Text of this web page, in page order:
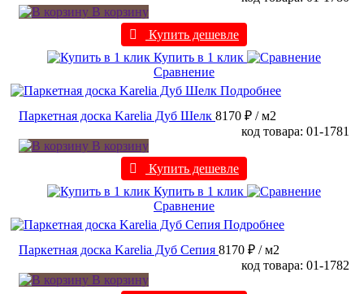
В корзину
Купить дешевле
Купить в 1 клик
Сравнение
Подробнее
Паркетная доска Karelia Дуб Шелк 8170 ₽ / м2
код товара: 01-1781
В корзину
Купить дешевле
Купить в 1 клик
Сравнение
Подробнее
Паркетная доска Karelia Дуб Сепия 8170 ₽ / м2
код товара: 01-1782
В корзину